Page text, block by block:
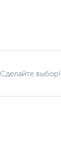
Сделайте выбор!